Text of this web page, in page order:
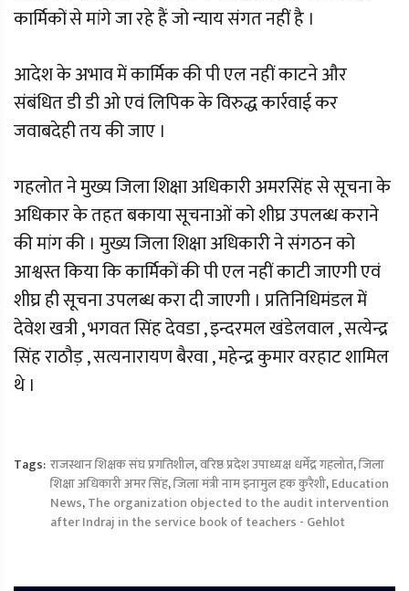
कार्मिकों से मांगे जा रहे हैं जो न्याय संगत नहीं है ।
आदेश के अभाव में कार्मिक की पी एल नहीं काटने और
संबंधित डी डी ओ एवं लिपिक के विरुद्ध कार्रवाई कर
जवाबदेही तय की जाए ।
गहलोत ने मुख्य जिला शिक्षा अधिकारी अमरसिंह से सूचना के
अधिकार के तहत बकाया सूचनाओं को शीघ्र उपलब्ध कराने
की मांग की । मुख्य जिला शिक्षा अधिकारी ने संगठन को
आश्वस्त किया कि कार्मिकों की पी एल नहीं काटी जाएगी एवं
शीघ्र ही सूचना उपलब्ध करा दी जाएगी । प्रतिनिधिमंडल में
देवेश खत्री , भगवत सिंह देवडा , इन्दरमल खंडेलवाल , सत्येन्द्र
सिंह राठौड़ , सत्यनारायण बैरवा , महेन्द्र कुमार वरहाट शामिल
थे ।
Tags: राजस्थान शिक्षक संघ प्रगतिशील,वरिष्ठ प्रदेश उपाध्यक्ष धर्मेंद्र गहलोत,जिला
शिक्षा अधिकारी अमर सिंह,जिला मंत्री नाम इनामुल हक कुरैशी,Education
News,The organization objected to the audit intervention
after Indraj in the service book of teachers - Gehlot